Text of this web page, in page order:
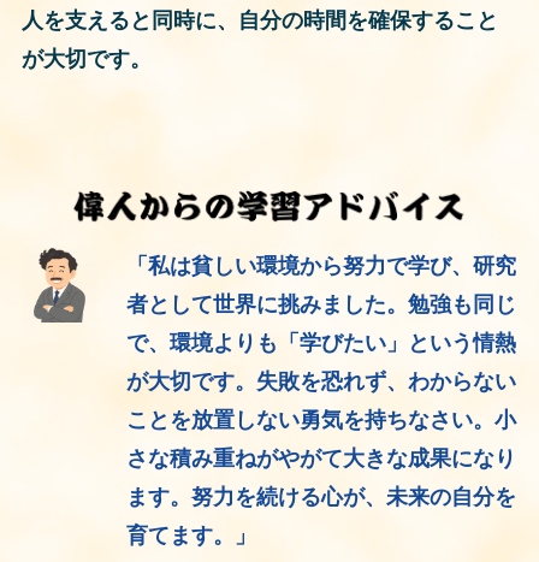
人を支えると同時に、自分の時間を確保すること
が大切です。
「私は貧しい環境から努力で学び、研究
者として世界に挑みました。勉強も同じ
で、環境よりも「学びたい」という情熱
が大切です。失敗を恐れず、わからない
ことを放置しない勇気を持ちなさい。小
さな積み重ねがやがて大きな成果になり
ます。努力を続ける心が、未来の自分を
育てます。」